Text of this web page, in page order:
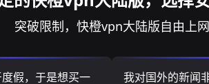
突破限制，快橙vpn大陆版自由上网
假，于是想买一
我对国外的新闻